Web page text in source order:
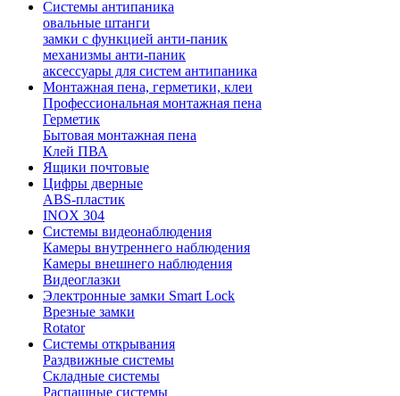
Системы антипаника
овальные штанги
замки с функцией анти-паник
механизмы анти-паник
аксессуары для систем антипаника
Монтажная пена, герметики, клеи
Профессиональная монтажная пена
Герметик
Бытовая монтажная пена
Клей ПВА
Ящики почтовые
Цифры дверные
ABS-пластик
INOX 304
Системы видеонаблюдения
Камеры внутреннего наблюдения
Камеры внешнего наблюдения
Видеоглазки
Электронные замки Smart Lock
Врезные замки
Rotator
Системы открывания
Раздвижные системы
Складные системы
Распашные системы